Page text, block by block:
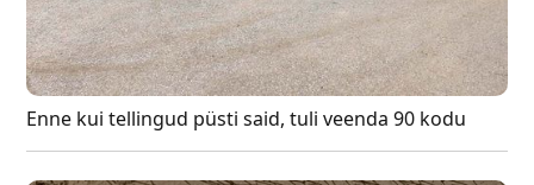
Enne kui tellingud püsti said, tuli veenda 90 kodu